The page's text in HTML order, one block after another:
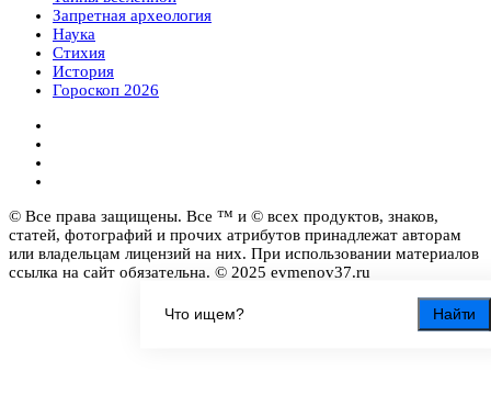
Найти
Запретная археология
Наука
Стихия
История
Гороскоп 2026
© Все права защищены. Все ™ и © всех продуктов, знаков,
статей, фотографий и прочих атрибутов принадлежат авторам
или владельцам лицензий на них. При использовании материалов
ссылка на сайт обязательна. © 2025 evmenov37.ru